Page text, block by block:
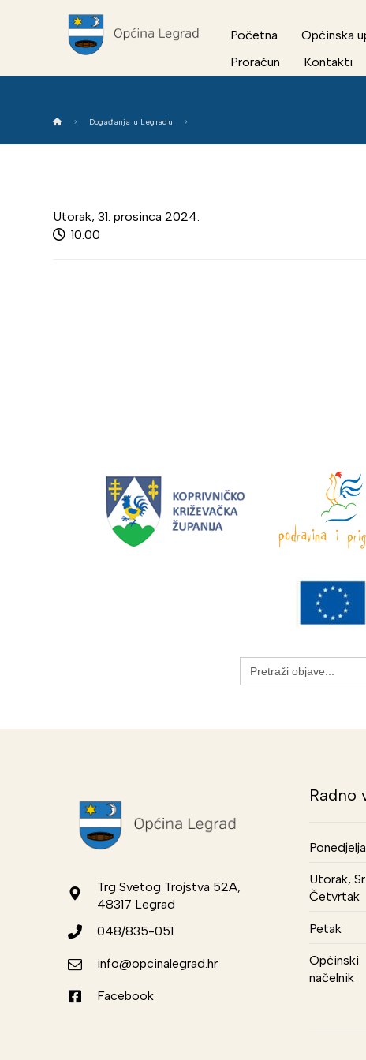
Početna Općinska
Proračun
Kontakti
Događanja u Legradu
Utorak, 31. prosinca 2024.
10:00
Search
for:
Trg Svetog Trojstva 52A,
48317 Legrad
048/835-051
info@opcinalegrad.hr
Facebook
Radno
Utorak,
Četvrtak
Petak
Općinski
načelnik